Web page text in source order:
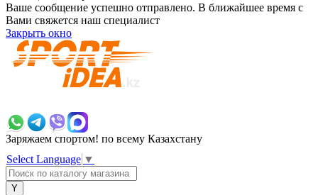
Ваше сообщение успешно отправлено. В ближайшее время с
Вами свяжется наш специалист
Закрыть окно
Заряжаем спортом! по всему Казахстану
Select Language ▼